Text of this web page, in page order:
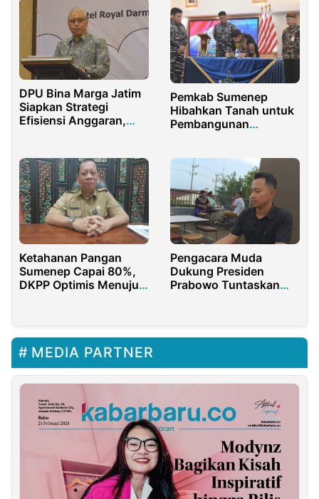
DPU Bina Marga Jatim
Siapkan Strategi
Efisiensi Anggaran,
Infrastruktur
Pemkab Sumenep
Hibahkan Tanah untuk
Pembangunan
Ketahanan Pangan
Sumenep Capai 80%,
DKPP Optimis Menuju
Pengacara Muda
Dukung Presiden
Prabowo Tuntaskan
MEDIA PARTNER